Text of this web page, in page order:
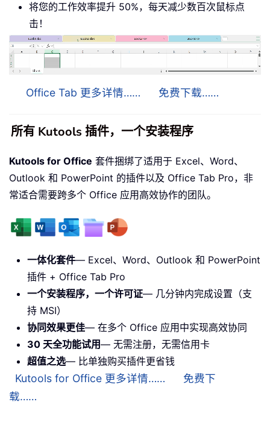
将您的工作效率提升 50%，每天减少数百次鼠标点
击！
Office Tab 更多详情…… 免费下载……
所有 Kutools 插件，一个安装程序
Kutools for Office 套件捆绑了适用于 Excel、Word、
Outlook 和 PowerPoint 的插件以及 Office Tab Pro，非
常适合需要跨多个 Office 应用高效协作的团队。
一体化套件— Excel、Word、Outlook 和 PowerPoint
插件 + Office Tab Pro
一个安装程序，一个许可证— 几分钟内完成设置（支
持 MSI）
协同效果更佳— 在多个 Office 应用中实现高效协同
30 天全功能试用— 无需注册，无需信用卡
超值之选— 比单独购买插件更省钱
Kutools for Office 更多详情……
免费下
载……